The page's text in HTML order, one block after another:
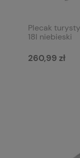
Plecak
18l niebieski
260,99 zł